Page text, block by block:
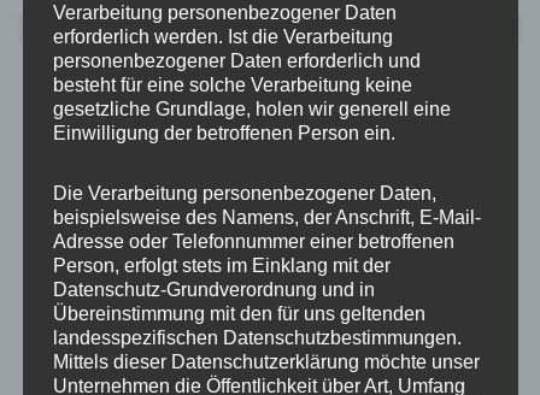
Schriftführer
Verarbeitung personenbezogener Daten
erforderlich werden. Ist die Verarbeitung
personenbezogener Daten erforderlich und
besteht für eine solche Verarbeitung keine
gesetzliche Grundlage, holen wir generell eine
Einwilligung der betroffenen Person ein.
Die Verarbeitung personenbezogener Daten,
beispielsweise des Namens, der Anschrift, E-Mail-
Adresse oder Telefonnummer einer betroffenen
Person, erfolgt stets im Einklang mit der
Datenschutz-Grundverordnung und in
Übereinstimmung mit den für uns geltenden
landesspezifischen Datenschutzbestimmungen.
Mittels dieser Datenschutzerklärung möchte unser
Unternehmen die Öffentlichkeit über Art, Umfang